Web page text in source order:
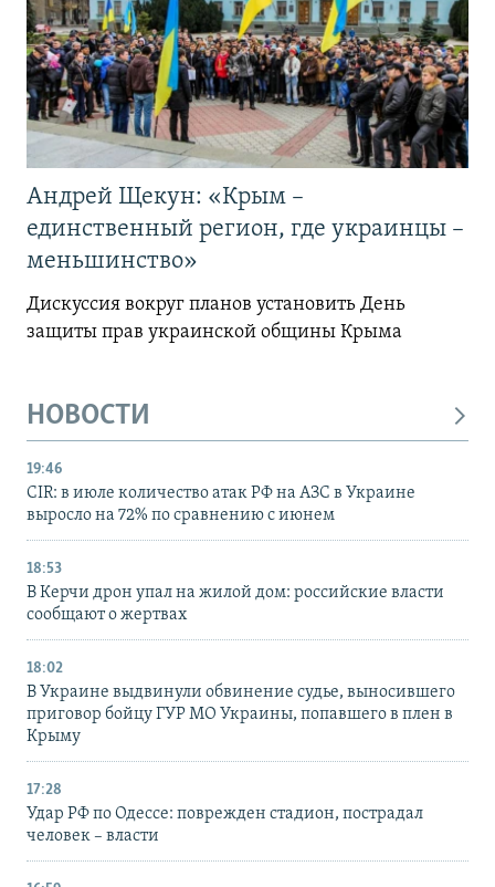
Андрей Щекун: «Крым –
единственный регион, где украинцы –
меньшинство»
Дискуссия вокруг планов установить День
защиты прав украинской общины Крыма
НОВОСТИ
19:46
CIR: в июле количество атак РФ на АЗС в Украине
выросло на 72% по сравнению с июнем
18:53
В Керчи дрон упал на жилой дом: российские власти
сообщают о жертвах
18:02
В Украине выдвинули обвинение судье, выносившего
приговор бойцу ГУР МО Украины, попавшего в плен в
Крыму
17:28
Удар РФ по Одессе: поврежден стадион, пострадал
человек – власти